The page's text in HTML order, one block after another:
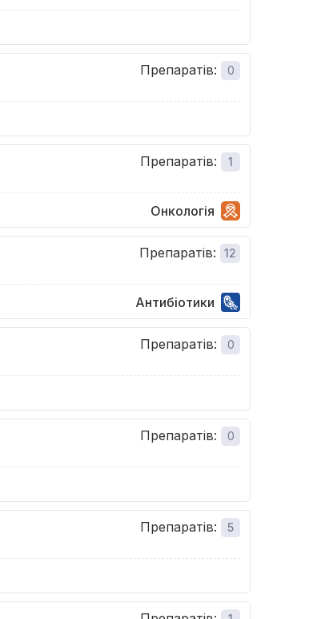
Препаратів: 0
Препаратів: 1
Онкологія
Препаратів: 12
Антибіотики
Препаратів: 0
Препаратів: 0
Препаратів: 5